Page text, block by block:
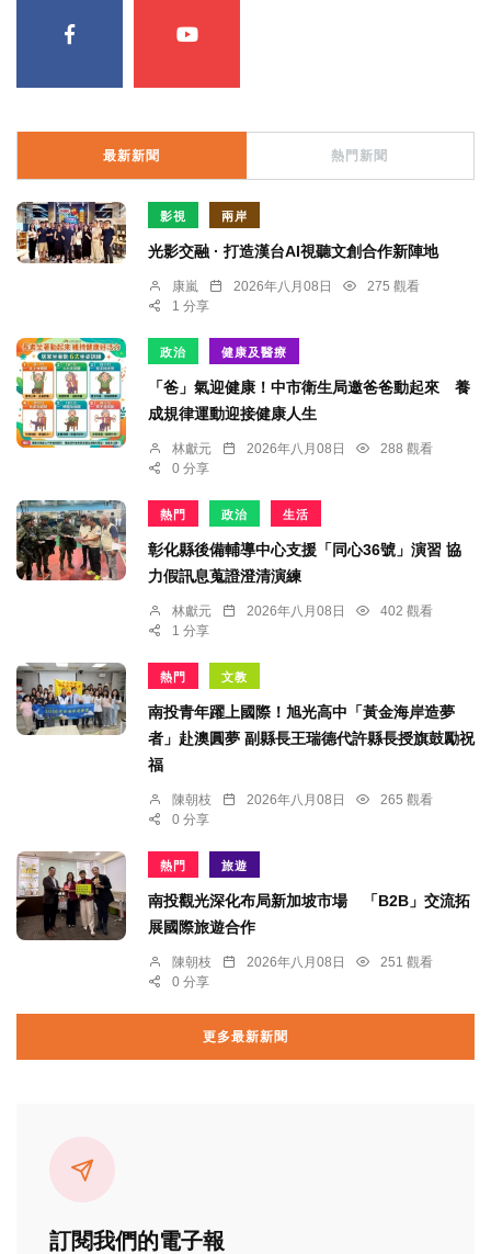
最新新聞 熱門新聞
影視 兩岸
光影交融 · 打造漢台AI視聽文創合作新陣地
康嵐 2026年八月08日
275 觀看
1 分享
政治 健康及醫療
「爸」氣迎健康！中市衛生局邀爸爸動起來 養
成規律運動迎接健康人生
林獻元 2026年八月08日
288 觀看
0 分享
熱門 政治 生活
彰化縣後備輔導中心支援「同心36號」演習 協
力假訊息蒐證澄清演練
林獻元 2026年八月08日
402 觀看
1 分享
熱門 文教
南投青年躍上國際！旭光高中「黃金海岸造夢
者」赴澳圓夢 副縣長王瑞德代許縣長授旗鼓勵祝
福
陳朝枝 2026年八月08日
265 觀看
0 分享
熱門 旅遊
南投觀光深化布局新加坡市場 「B2B」交流拓
展國際旅遊合作
陳朝枝 2026年八月08日
251 觀看
0 分享
更多最新新聞
訂閱我們的電子報